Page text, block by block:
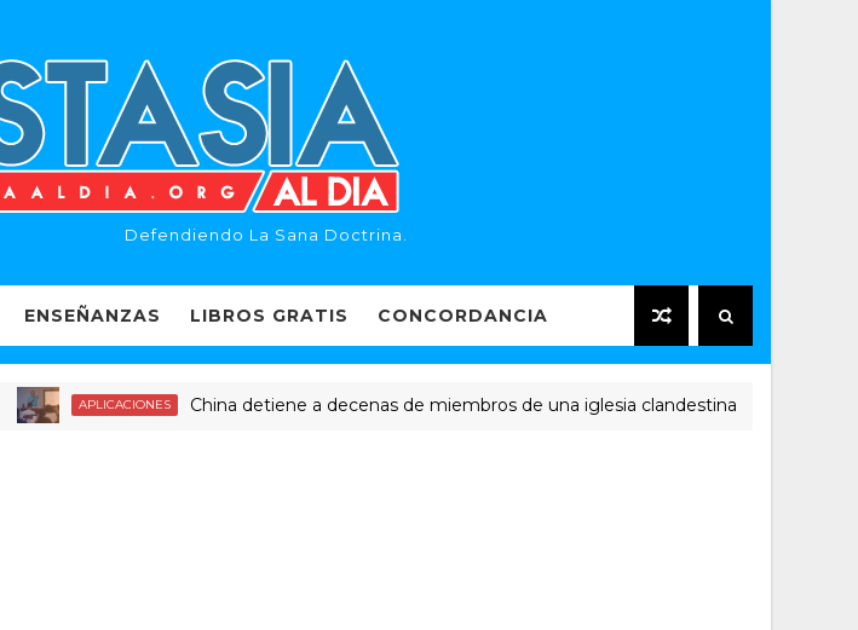
Defendiendo La Sana Doctrina.
ENSEÑANZAS LIBROS GRATIS CONCORDANCIA
APLICACIONES China detiene a decenas de miembros de una iglesia clandestina